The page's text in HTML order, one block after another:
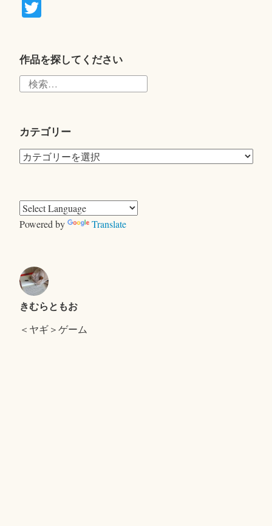
T
r
作品を探してください
カテゴリー
カ
リ
ー
Powered by Translate
きむらともお
＜ヤギ＞ゲーム